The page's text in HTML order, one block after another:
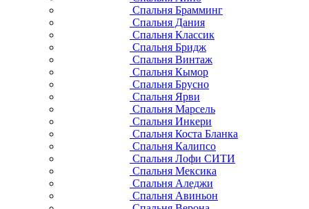
Спальня Брамминг
Спальня Дания
Спальня Классик
Спальня Бридж
Спальня Винтаж
Спальня Кымор
Спальня Брусно
Спальня Ярви
Спальня Марсель
Спальня Инкери
Спальня Коста Бланка
Спальня Калипсо
Спальня Лофи СИТИ
Спальня Мексика
Спальня Аледжи
Спальня Авиньон